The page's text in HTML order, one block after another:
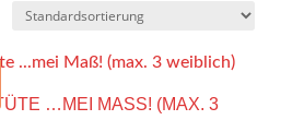
…MEI MASS! (MAX. 3 W